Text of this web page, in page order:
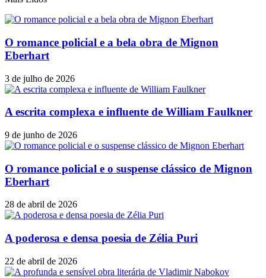
O romance policial e a bela obra de Mignon
Eberhart
3 de julho de 2026
A escrita complexa e influente de William Faulkner
9 de junho de 2026
O romance policial e o suspense clássico de Mignon
Eberhart
28 de abril de 2026
A poderosa e densa poesia de Zélia Puri
22 de abril de 2026